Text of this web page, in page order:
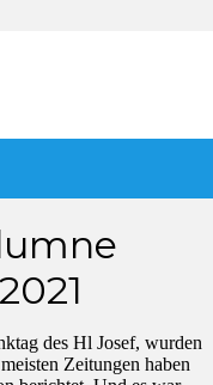
des Hl Josef, wurden
Zeitungen haben